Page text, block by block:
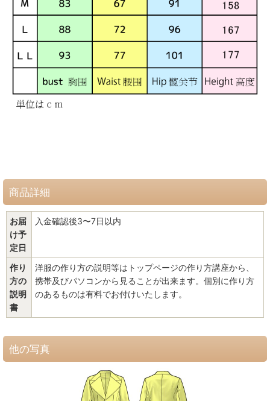
商品詳細
お届
け予
定日
入金確認後3〜7日以内
作り
方の
説明
書
洋服の作り方の説明等はトップページの作り方講座から、
携帯及びパソコンから見ることが出来ます。個別に作り方
のあるものは有料でお付けいたします。
他の写真